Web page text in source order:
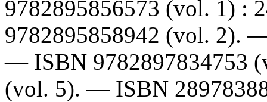
9782895856573 (vol. 1) :
9782895858942 (vol. 2).
— ISBN 9782897834753
(vol. 5). — ISBN